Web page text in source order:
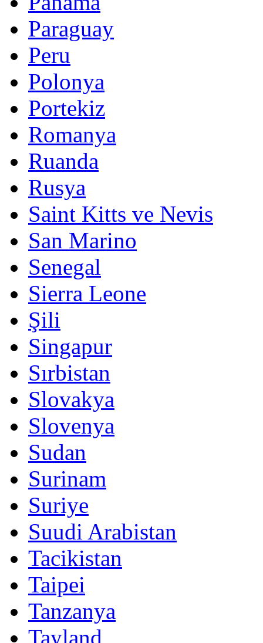
Paraguay
Peru
Polonya
Portekiz
Romanya
Ruanda
Rusya
Saint Kitts ve Nevis
San Marino
Senegal
Sierra Leone
Şili
Singapur
Sırbistan
Slovakya
Slovenya
Sudan
Surinam
Suriye
Suudi Arabistan
Tacikistan
Taipei
Tanzanya
Tayland